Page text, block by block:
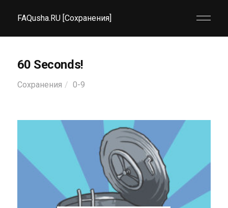
FAQusha.RU [Сохранения]
60 Seconds!
Сохранения 0-9